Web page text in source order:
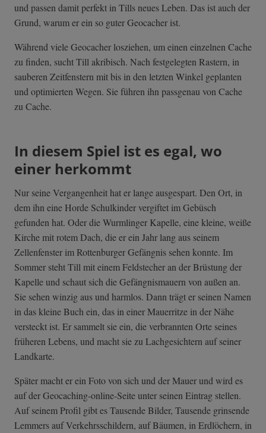
und passen damit perfekt in Tills neues Leben. Das ist auch der
Grund, warum er ein so guter Geocacher ist.
Während viele Geocacher losziehen, um einen einzelnen Cache
zu finden, sucht Till akribisch. Nach festgelegten Rastern, in
sauberen Zeitfenstern mit bis in den letzten Winkel geplanten
und optimierten Wegen. Sie führen ihn passgenau von Cache
zu Cache.
In diesem Spiel ist es egal, wo
einer herkommt
Nur seine Vergangenheit hat er lange ausgespart. Den Ort, in
dem ihn eine Horde Schulkinder vergiftet im Gebüsch
gefunden hat. Oder die Wurmlinger Kapelle, eine kleine, weiße
Kirche mit rotem Dach, die er ein Jahr lang aus seinem
Zellenfenster im Rottenburger Gefängnis sehen konnte. Im
Sommer steht Till mit einem Feldstecher an der Brüstung der
Kapelle und schaut sich die Gefängnismauern von außen an.
Sie sehen winzig aus und harmlos. Dann trägt er seinen Namen
in das kleine Buch ein, das in einer Mauerritze in der Nähe
versteckt ist. Er sammelt sie ein, die verbrannten Orte seines
früheren Lebens, und macht sie zu Lachgesichtern auf seiner
Landkarte.
Später macht er ein Foto von sich und der Mauer und wird es
auf der Geocaching-online-Seite unter seinen Eintrag stellen.
Auf seinem Profil gibt es Tausende Bilder, Tausende grinsende
Lemmers auf Verkehrsschildern, auf Bäumen, in Erdlöchern, in